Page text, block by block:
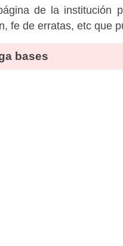
de la institución
fe de erratas, etc que
bases